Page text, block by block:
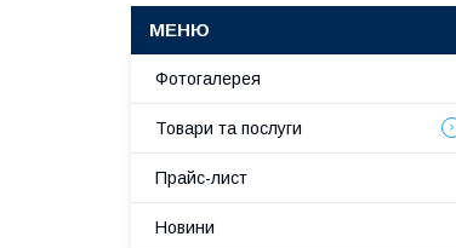
Фотогалерея
Товари та послуги
Прайс-лист
Новини